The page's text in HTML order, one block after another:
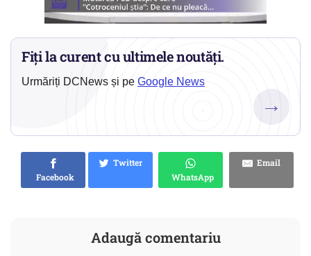
Fiți la curent cu ultimele noutăți.
Urmăriți DCNews și pe Google News
→
Facebook
Twitter
WhatsApp
Email
Adaugă comentariu